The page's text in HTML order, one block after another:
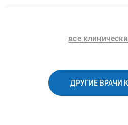
представления о
все
ДРУГИЕ ВРАЧИ